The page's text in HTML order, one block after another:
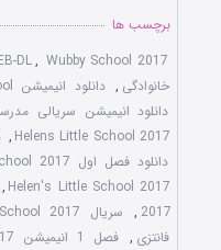
برچسب ها
DL, Wubby School 2017
خانوادگی , دانلود انیمیشن Helen's Little School با لینک مستقیم
دانلود انیمیشن سریالی
Helens Little School 2017
,
دانلود فصل اول Helen's Little School 2017
Helen's Little School 2017
,
2017
, سریال Helen's Little School 2017 با زیرنویس چسبیده
فانتزی , فصل 1 انیمیشن Helens Little School 2017